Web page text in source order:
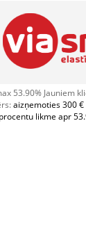
53.90% Jauniem
aizņemoties 300
likme apr